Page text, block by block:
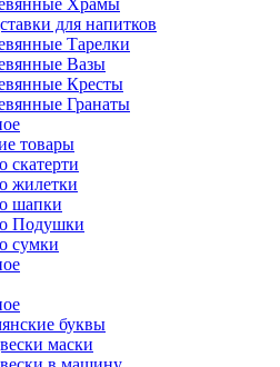
Храмы
для напитков
Тарелки
Вазы
Кресты
Гранаты
товары
скатерти
жилетки
шапки
Подушки
сумки
буквы
маски